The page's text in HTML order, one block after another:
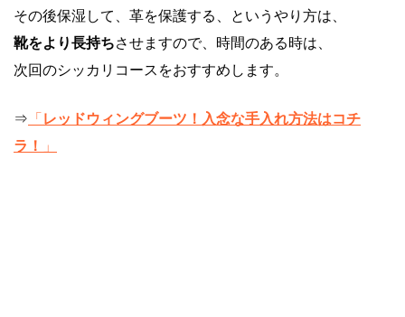
その後保湿して、革を保護する、というやり方は、
靴をより長持ちさせますので、時間のある時は、
次回のシッカリコースをおすすめします。
⇒ 「 レッドウィングブーツ！入念な手入れ方法はコチ
ラ！
」